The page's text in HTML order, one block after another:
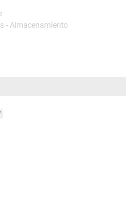
- Almacenamiento